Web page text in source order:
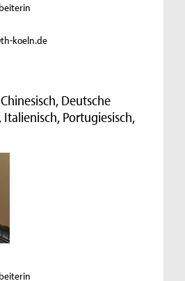
koeln.de
Deutsche
Portugiesisch,